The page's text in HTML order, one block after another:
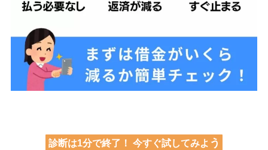
診断は1分で終了！ 今すぐ試してみよ う